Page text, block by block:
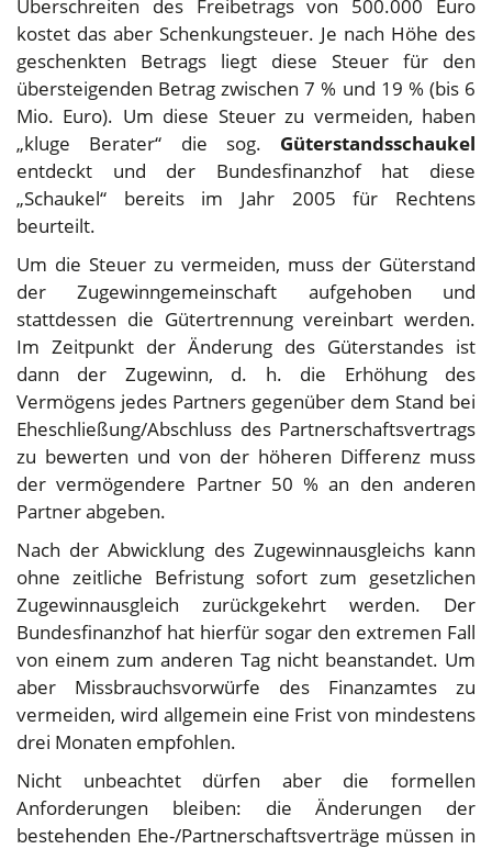
Überschreiten des Freibetrags von 500.000 Euro
kostet das aber Schenkungsteuer. Je nach Höhe des
geschenkten Betrags liegt diese Steuer für den
übersteigenden Betrag zwischen 7 % und 19 % (bis 6
Mio. Euro). Um diese Steuer zu vermeiden, haben
„kluge Berater“ die sog. Güterstandsschaukel
entdeckt und der Bundesfinanzhof hat diese
„Schaukel“ bereits im Jahr 2005 für Rechtens
beurteilt.
Um die Steuer zu vermeiden, muss der Güterstand
der Zugewinngemeinschaft aufgehoben und
stattdessen die Gütertrennung vereinbart werden.
Im Zeitpunkt der Änderung des Güterstandes ist
dann der Zugewinn, d. h. die Erhöhung des
Vermögens jedes Partners gegenüber dem Stand bei
Eheschließung/Abschluss des Partnerschaftsvertrags
zu bewerten und von der höheren Differenz muss
der vermögendere Partner 50 % an den anderen
Partner abgeben.
Nach der Abwicklung des Zugewinnausgleichs kann
ohne zeitliche Befristung sofort zum gesetzlichen
Zugewinnausgleich zurückgekehrt werden. Der
Bundesfinanzhof hat hierfür sogar den extremen Fall
von einem zum anderen Tag nicht beanstandet. Um
aber Missbrauchsvorwürfe des Finanzamtes zu
vermeiden, wird allgemein eine Frist von mindestens
drei Monaten empfohlen.
Nicht unbeachtet dürfen aber die formellen
Anforderungen bleiben: die Änderungen der
bestehenden Ehe-/Partnerschaftsverträge müssen in